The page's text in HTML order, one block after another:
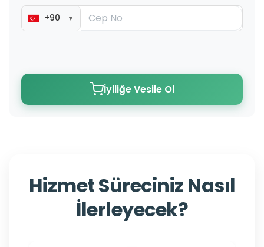
+90 ▼
İyiliğe Vesile Ol
Hizmet Süreciniz Nasıl
İlerleyecek?